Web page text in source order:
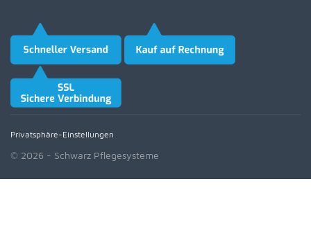
Privatsphäre-Einstellungen
© 2026 - Schwarz Pflegesysteme